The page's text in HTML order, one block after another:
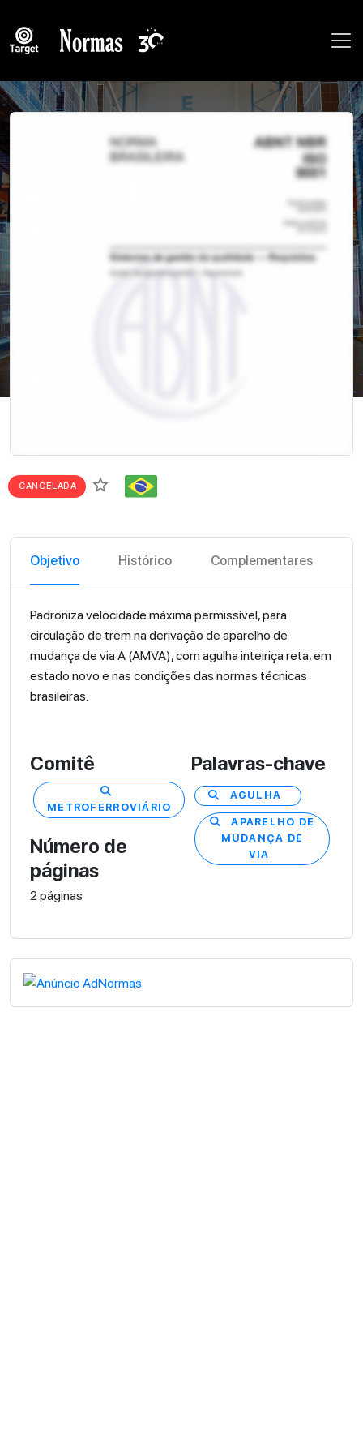
CANCELADA star_border
Objetivo Histórico Complementares
Padroniza velocidade máxima permissível, para
circulação de trem na derivação de aparelho de
mudança de via A (AMVA), com agulha inteiriça reta, em
estado novo e nas condições das normas técnicas
brasileiras.
Comitê
METROFERROVIÁRIO
Número de
páginas
2 páginas
Palavras-chave
AGULHA
APARELHO DE
MUDANÇA DE
VIA